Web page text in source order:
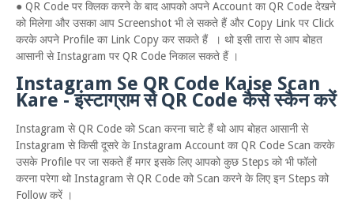
● QR Code पर क्लिक करने के बाद आपको अपने Account का QR Code देखने
को मिलेगा और उसका आप Screenshot भी ले सकते हैं और Copy Link पर Click
करके अपने Profile का Link Copy कर सकते हैं । थो इसी तारा से आप बोहत
आसानी से Instagram पर QR Code निकाल सकते हैं ।
Instagram Se QR Code Kaise Scan
Kare - इंस्टाग्राम से QR Code कैसे स्कैन करें
Instagram से QR Code को Scan करना चाटे हैं थो आप बोहत आसानी से
Instagram से किसी दूसरे के Instagram Account का QR Code Scan करके
उसके Profile पर जा सकते हैं मगर इसके लिए आपको कुछ Steps को भी फॉलो
करना परेगा थो Instagram से QR Code को Scan करने के लिए इन Steps को
Follow करें ।